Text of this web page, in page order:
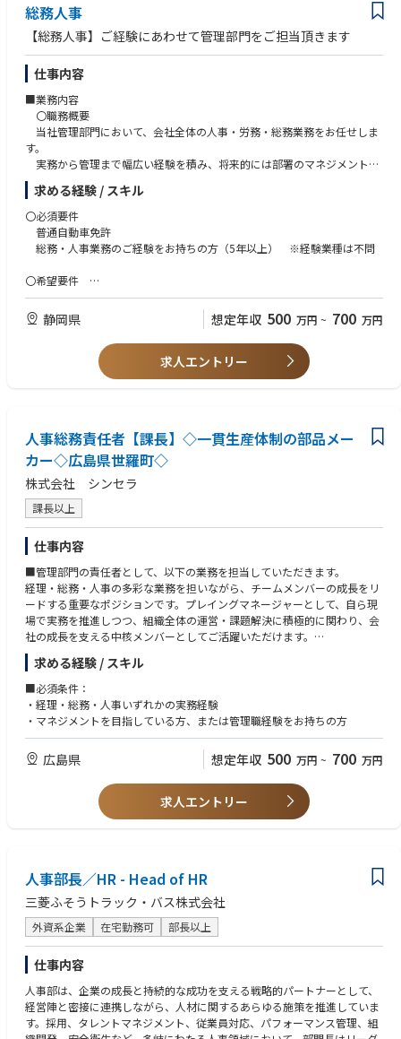
5. 組織開発：
必要な組織改革イニシアチブを主導する。組織アセスメントを実施し、改
善の機会を特定し、組織のパフォーマンスを高める取り組みを推進する。
従業員のエンゲージメントと定着率を高めるプログラムを実施する。
すべての労働法および規制を確実に遵守する。HRポリシーチームと協業
し、必要に応じてHRポリシーや手続きを策定・更新する。HRトレーニン
グチームと協業し、HRポリシーやベストプラクティスに関するトレーニン
グを管理職や従業員に提供する。
7. HRのKPIと報告：
人事施策の効果を測定するための主要なHRのKPIを策定し、フォローアッ
プする。人事関連のKPIや傾向について、シニアリーダーに定期的な報告
を行う。データ分析を用いて意思決定を促進し、人事プロセスを改善す
る。
総務人事
【総務人事】ご経験にあわせて管理部門をご担当頂きます
仕事内容
■業務内容
〇職務概要
当社管理部門において、会社全体の人事・労務・総務業務をお任せしま
す。
実務から管理まで幅広い経験を積み、将来的には部署のマネジメント候
補としてご活躍いただく想
定です。
2
〇主な業務内容
・採用活動
・入退社手続き
・勤怠管理
・年末調整処理業務
・人事制度の改正および運用
・労使交渉対応
【総務】
・施設管理
・安全衛生管理
・社内規程管理
・労災対応
・その他庶務業務
〇業務のやりがい
・社員が安心して働ける環境づくりや、業務改善の提案など、会社の発
展に直接貢献できるやりが
いのあるポジションです。
・幅広い業務を通して多角的なスキルが身につき、社内外とのコミュニ
ケーションも多く、人とし
求める経験 / スキル
〇必須要件
普通自動車免許
総務・人事業務のご経験をお持ちの方（5年以上） ※経験業種は不問
〇希望要件
コミュケーション力の高い方
何事にも臨機応変に対応できる方
人の役に立つことに大きなやりがいを感じられる方
チームや人へのサポートが得意な方
静岡県 想定年収 500 万円 ~ 700 万円
求人エントリー
人事総務責任者【課長】◇一貫生産体制の部品メー
カー◇広島県世羅町◇
株式会社 シンセラ
課長以上
仕事内容
■管理部門の責任者として、以下の業務を担当していただきます。
経理・総務・人事の多彩な業務を担いながら、チームメンバーの成長をリ
ードする重要なポジションです。プレイングマネージャーとして、自ら現
場で実務を推進しつつ、組織全体の運営・課題解決に積極的に関わり、会
社の成長を支える中核メンバーとしてご活躍いただけます。
【具体的業務】
＜経理＞月次・年次決算の取りまとめ、会計処理、資金管理、各種帳票作
成
＜総務＞備品管理、契約書類の作成管理、社内規程の整備・運用、庶務業
務
＜マネジメント＞課員の業務指導・育成、進捗管理、業務フロー改善 等
■企業の魅力点：
超精密な金属部品加工技術と一貫生産体制を持ち、自動車・農機具・産業
機械・船舶・鉄道など多様な業界に部品を提供
電動工具やギヤボックスの組立も自社対応可能で、小規模量産が強み
求める経験 / スキル
■必須条件：
・経理・総務・人事いずれかの実務経験
・マネジメントを目指している方、または管理職経験をお持ちの方
広島県 想定年収 500 万円 ~ 700 万円
求人エントリー
人事部長／HR - Head of HR
三菱ふそうトラック・バス株式会社
外資系企業 在宅勤務可 部長以上
仕事内容
人事部は、企業の成長と持続的な成功を支える戦略的パートナーとして、
経営陣と密接に連携しながら、人材に関するあらゆる施策を推進していま
す。採用、タレントマネジメント、従業員対応、パフォーマンス管理、組